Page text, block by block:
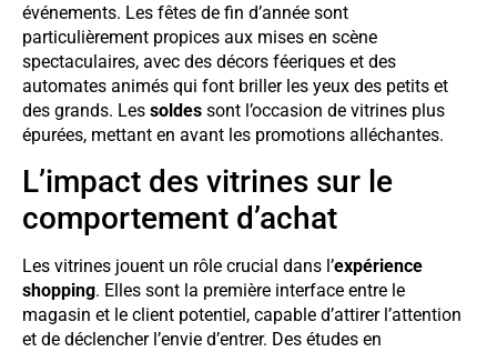
événements. Les fêtes de fin d’année sont
particulièrement propices aux mises en scène
spectaculaires, avec des décors féeriques et des
automates animés qui font briller les yeux des petits et
des grands. Les soldes sont l’occasion de vitrines plus
épurées, mettant en avant les promotions alléchantes.
L’impact des vitrines sur le
comportement d’achat
Les vitrines jouent un rôle crucial dans l’expérience
shopping. Elles sont la première interface entre le
magasin et le client potentiel, capable d’attirer l’attention
et de déclencher l’envie d’entrer. Des études en